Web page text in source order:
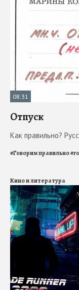
08:31
Отпуск
Как правильно?
#Говорим правильно#
Кино и литература